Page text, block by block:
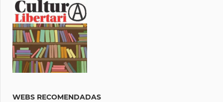
WEBS RECOMENDADAS